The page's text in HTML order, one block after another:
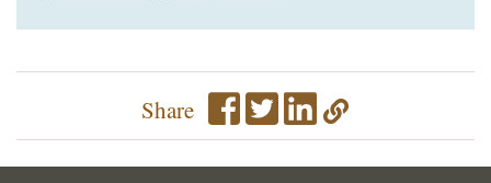
Share